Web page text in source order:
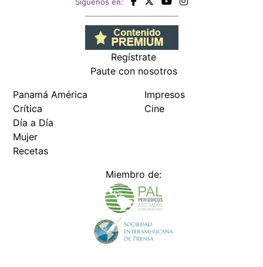
Siguenos en:
Regístrate
Paute con nosotros
Panamá América
Crítica
Día a Día
Mujer
Recetas
Impresos
Cine
Miembro de: